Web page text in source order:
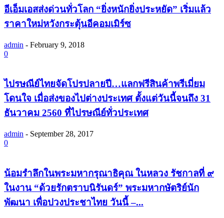
อีเอ็มเอสส่งด่วนทั่วโลก “ยิ่งหนักยิ่งประหยัด” เริ่มแล้ว
ราคาใหม่หวังกระตุ้นอีคอมเมิร์ซ
admin - February 9, 2018
0
ไปรษณีย์ไทยจัดโปรปลายปี…แลกฟรีสินค้าพรีเมี่ยม
โดนใจ เมื่อส่งของไปต่างประเทศ ตั้งแต่วันนี้จนถึง 31
ธันวาคม 2560 ที่ไปรษณีย์ทั่วประเทศ
admin - September 28, 2017
0
น้อมรำลึกในพระมหากรุณาธิคุณ ในหลวง รัชกาลที่ ๙
ในงาน “ด้วยรักตราบนิรันดร์” พระมหากษัตริย์นัก
พัฒนา เพื่อปวงประชาไทย วันนี้ –...